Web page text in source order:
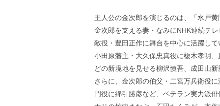
主人公の金次郎を演じるのは、「水戸
金次郎を支える妻・なみにNHK連続テ
敵役・豊田正作に舞台を中心に活躍し
小田原藩主・大久保忠真役に榎木孝明
どの新境地を見せる柳沢慎吾、成田山
さらに、金次郎の伯父・二宮万兵衛役
門役に綿引勝彦など、ベテラン実力派